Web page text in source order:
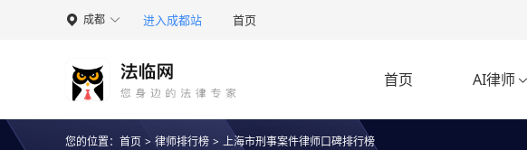
 成都 进入成都站 首页
首页 AI律师 
您的位置： 首页 > 律师排行榜 > 上海市刑事案件律师口碑排行榜